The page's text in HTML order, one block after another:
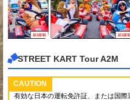
STREET KART Tour A2M
CAUTION
有効な日本の運転免許証、または国